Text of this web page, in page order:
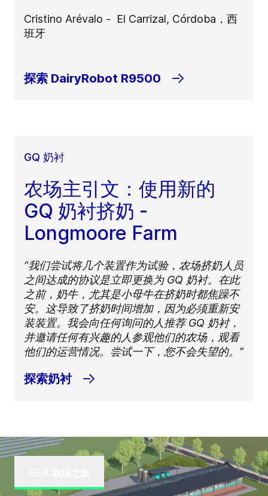
Cristino Arévalo - El Carrizal, Córdoba，西
班牙
探索 DairyRobot R9500
GQ 奶衬
农场主引文：使用新的
GQ 奶衬挤奶 -
Longmoore Farm
“我们尝试将几个装置作为试验，农场挤奶人员
之间达成的协议是立即更换为 GQ 奶衬。在此
之前，奶牛，尤其是小母牛在挤奶时都焦躁不
安。这导致了挤奶时间增加，因为必须重新安
装装置。我会向任何询问的人推荐 GQ 奶衬，
并邀请任何有兴趣的人参观他们的农场，观看
他们的运营情况。尝试一下，您不会失望的。”
探索奶衬